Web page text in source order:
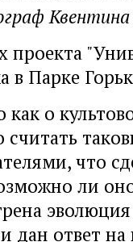
проекта
Парке
о
что
ли
эволюция
дан ответ